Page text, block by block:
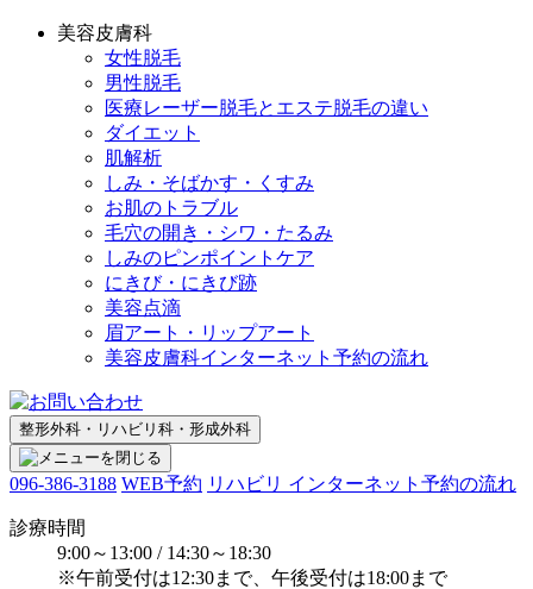
美容皮膚科
女性脱毛
男性脱毛
医療レーザー脱毛とエステ脱毛の違い
ダイエット
肌解析
しみ・そばかす・くすみ
お肌のトラブル
毛穴の開き・シワ・たるみ
しみのピンポイントケア
にきび・にきび跡
美容点滴
眉アート・リップアート
美容皮膚科インターネット予約の流れ
整形外科・リハビリ科・形成外科
096-386-3188 WEB予約 リハビリ インターネット予約の流れ
診療時間
9:00～13:00 / 14:30～18:30
※午前受付は12:30まで、午後受付は18:00まで